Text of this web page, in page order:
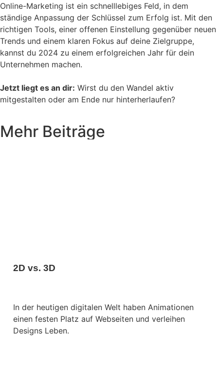
Online-Marketing ist ein schnelllebiges Feld, in dem
ständige Anpassung der Schlüssel zum Erfolg ist. Mit den
richtigen Tools, einer offenen Einstellung gegenüber neuen
Trends und einem klaren Fokus auf deine Zielgruppe,
kannst du 2024 zu einem erfolgreichen Jahr für dein
Unternehmen machen.
Jetzt liegt es an dir: Wirst du den Wandel aktiv
mitgestalten oder am Ende nur hinterherlaufen?
Mehr Beiträge
2D vs. 3D
In der heutigen digitalen Welt haben Animationen
einen festen Platz auf Webseiten und verleihen
Designs Leben.